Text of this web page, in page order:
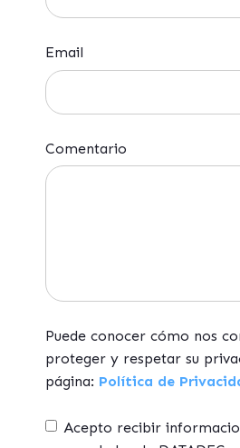
Email
Comentario
Puede conocer cómo nos
proteger y respetar su
página: Política de
Acepto recibir